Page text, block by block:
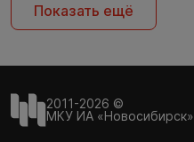
Показать ещё
2011-2026 ©
МКУ ИА «Новосибирск»